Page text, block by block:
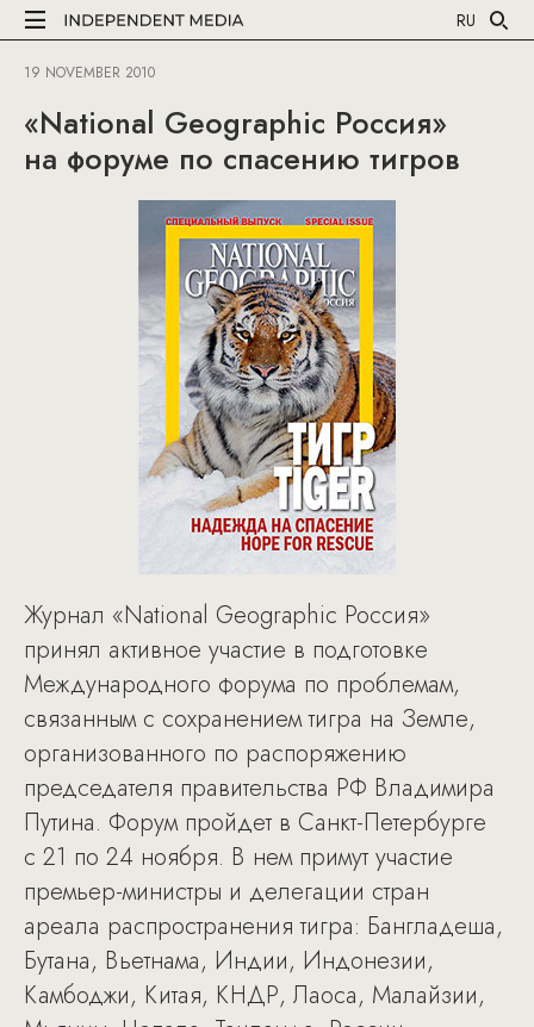
RU
19 NOVEMBER 2010
«National Geographic Россия»
на форуме по спасению тигров
Журнал «National Geographic Россия»
принял активное участие в подготовке
Международного форума по проблемам,
связанным с сохранением тигра на Земле,
организованного по распоряжению
председателя правительства РФ Владимира
Путина. Форум пройдет в Санкт-Петербурге
с 21 по 24 ноября. В нем примут участие
премьер-министры и делегации стран
ареала распространения тигра: Бангладеша,
Бутана, Вьетнама, Индии, Индонезии,
Камбоджи, Китая, КНДР, Лаоса, Малайзии,